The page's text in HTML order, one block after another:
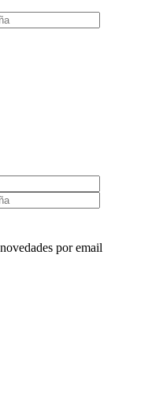
por email